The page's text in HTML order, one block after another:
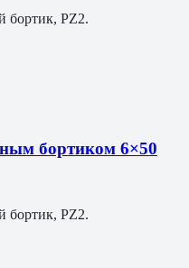
бортик, PZ2.
бортиком 6×50
бортик, PZ2.